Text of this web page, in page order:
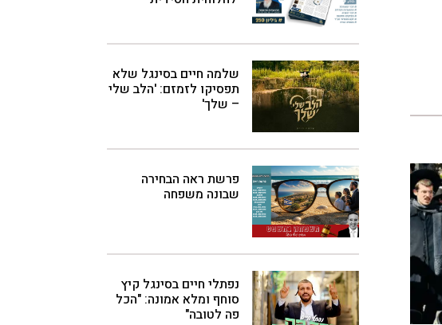
שלמה חיים בסינגל שלא
תפסיקו לזמזם: 'הלב שלי
– שלך'
פרשת ראה הבחירה
שבונה משפחה
נפתלי חיים בסינגל קיץ
סוחף ומלא אמונה: "הכל
פה לטובה"